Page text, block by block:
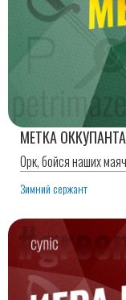
МЕТКА ОККУПАНТА
Орк, бойся наших
Зимний сержант